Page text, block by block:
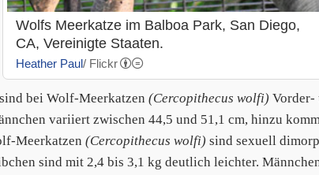
Wolfs Meerkatze im Balboa Park, San Diego,
CA, Vereinigte Staaten.
Heather Paul/ Flickr
bei Wolf-Meerkatzen (Cercopithecus wolfi) Vorder-
variiert zwischen 44,5 und 51,1 cm, hinzu
Meerkatzen (Cercopithecus wolfi) sind sexuell
sind mit 2,4 bis 3,1 kg deutlich leichter.